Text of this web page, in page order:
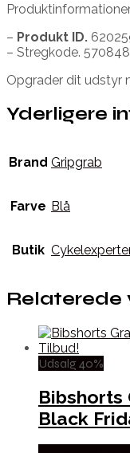
– Produkt ID.
– Stregkode.
Opgrader dit udstyr
Yderligere
Brand Gripgrab
Farve Blå
Butik
Relaterede
Udsalg 40%
Bibshorts
Black